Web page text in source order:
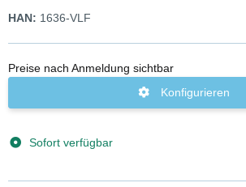
HAN: 1636-VLF
Preise nach Anmeldung sichtbar
Konfigurieren
Sofort verfügbar